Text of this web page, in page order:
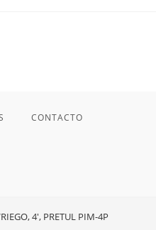
CONTACTO
4′, PRETUL PIM-4P